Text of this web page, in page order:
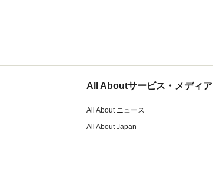
All Aboutサービス・メディア
All About ニュース
All About Japan